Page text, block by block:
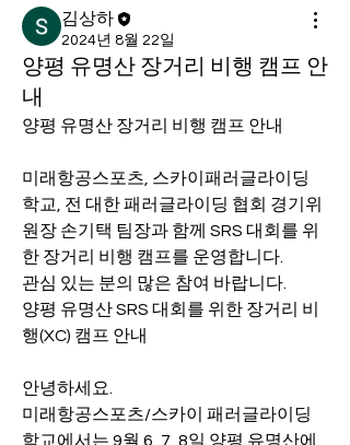
김상하
2024년 8월 22일
양평 유명산 장거리 비행 캠프 안
내
양평 유명산 장거리 비행 캠프 안내
미래항공스포츠, 스카이패러글라이딩
학교, 전 대한 패러글라이딩 협회 경기위
원장 손기택 팀장과 함께 SRS 대회를 위
한 장거리 비행 캠프를 운영합니다.
관심 있는 분의 많은 참여 바랍니다.
양평 유명산 SRS 대회를 위한 장거리 비
행(XC) 캠프 안내
안녕하세요.
미래항공스포츠/스카이 패러글라이딩
학교에서는 9월 6, 7, 8일 양평 유명산에